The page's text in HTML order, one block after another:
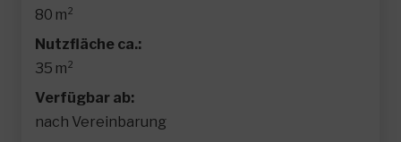
80 m²
Nutzfläche ca.:
35 m²
Verfügbar ab:
nach Vereinbarung